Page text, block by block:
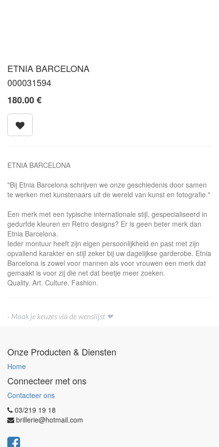
ETNIA BARCELONA
000031594
180.00€
ETNIA BARCELONA
"Bij Etnia Barcelona schrijven we onze geschiedenis door samen
te werken met kunstenaars uit de wereld van kunst en fotografie."
Een merk met een typische internationale stijl, gespecialiseerd in
gedurfde kleuren en Retro designs? Er is geen beter merk dan
Etnia Barcelona.
Ieder montuur heeft zijn eigen persoonlijkheid en past met zijn
opvallend karakter en stijl zeker bij uw dagelijkse garderobe. Etnia
Barcelona is zowel voor mannen als voor vrouwen een merk dat
gemaakt is voor zij die net dat beetje meer zoeken.
Quality. Art. Culture. Fashion.
- Maak je keuzes via de wenslijst ❤
Onze Producten & Diensten
Home
Connecteer met ons
Contacteer ons
03/219 19 18
brillerie@hotmail.com